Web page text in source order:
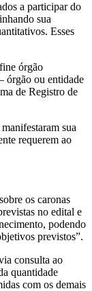
a participar do
sua
Esses
órgão
órgão ou entidade
de Registro de
sua
requerem ao
os caronas
no edital e
podendo
previstos”.
consulta ao
quantidade
com os demais